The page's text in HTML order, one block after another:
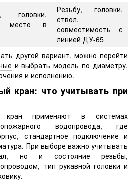
головки,
место в
Резьбу, головки,
ствол,
совместимость с
линией ДУ-65
другой вариант, можно перейти
и выбрать модель по диаметру,
и исполнению.
кран: что учитывать при
кран применяют в системах
водопровода, где
стандартное подключение и
При выборе важно учитывать
но и состояние резьбы,
тип рукавной головки и